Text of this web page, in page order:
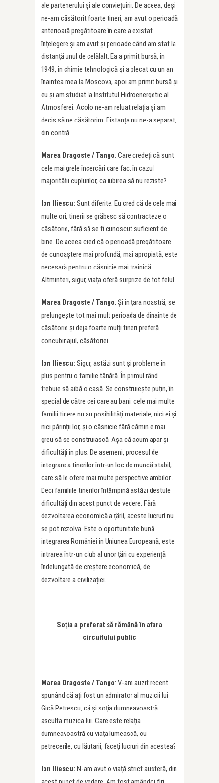
ale partenerului și ale conviețuirii. De aceea, deși
ne-am căsătorit foarte tineri, am avut o perioadă
anterioară pregătitoare în care a existat
înțelegere și am avut și perioade când am stat la
distanță unul de celălalt. Ea a primit bursă, în
1949, în chimie tehnologică și a plecat cu un an
înaintea mea la Moscova, apoi am primit bursă și
eu și am studiat la Institutul Hidroenergetic al
Atmosferei. Acolo ne-am reluat relația și am
decis să ne căsătorim. Distanța nu ne-a separat,
din contră.
Marea Dragoste / Tango: Care credeți că sunt
cele mai grele încercări care fac, în cazul
majorității cuplurilor, ca iubirea să nu reziste?
Ion Iliescu: Sunt diferite. Eu cred că de cele mai
multe ori, tinerii se grăbesc să contracteze o
căsătorie, fără să se fi cunoscut suficient de
bine. De aceea cred că o perioadă pregătitoare
de cunoaștere mai profundă, mai apropiată, este
necesară pentru o căsnicie mai trainică.
Altminteri, sigur, viața oferă surprize de tot felul.
Marea Dragoste / Tango: Și în țara noastră, se
prelungește tot mai mult perioada de dinainte de
căsătorie și deja foarte mulți tineri preferă
concubinajul, căsătoriei.
Ion Iliescu: Sigur, astăzi sunt și probleme în
plus pentru o familie tânără. În primul rând
trebuie să aibă o casă. Se construiește puțin, în
special de către cei care au bani, cele mai multe
familii tinere nu au posibilități materiale, nici ei și
nici părinții lor, și o căsnicie fără cămin e mai
greu să se construiască. Așa că acum apar și
dificultăți în plus. De asemeni, procesul de
integrare a tinerilor într-un loc de muncă stabil,
care să le ofere mai multe perspective ambilor…
Deci familiile tinerilor întâmpină astăzi destule
dificultăți din acest punct de vedere. Fără
dezvoltarea economică a țării, aceste lucruri nu
se pot rezolva. Este o oportunitate bună
integrarea României în Uniunea Europeană, este
intrarea într-un club al unor țări cu experiență
îndelungată de creștere economică, de
dezvoltare a civilizației.
Soția a preferat să rămână în afara
circuitului public
Marea Dragoste / Tango: V-am auzit recent
spunând că ați fost un admirator al muzicii lui
Gică Petrescu, că și soția dumneavoastră
asculta muzica lui. Care este relația
dumneavoastră cu viața lumească, cu
petrecerile, cu lăutarii, faceți lucruri din acestea?
Ion Iliescu: N-am avut o viață strict austeră, din